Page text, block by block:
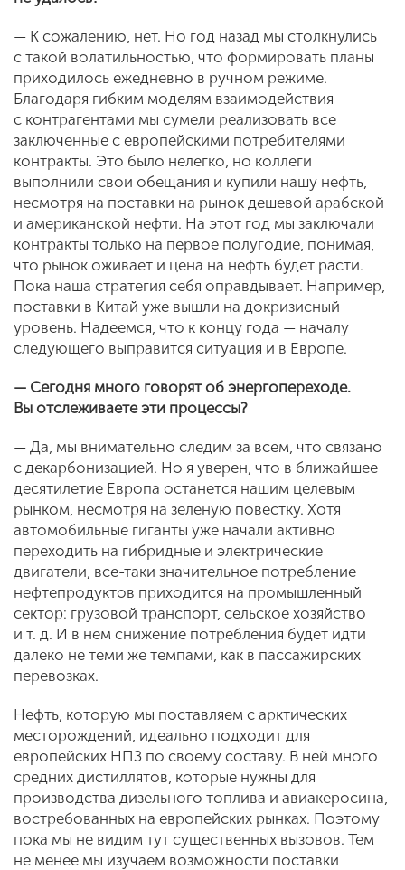
— К сожалению, нет. Но год назад мы столкнулись
с такой волатильностью, что формировать планы
приходилось ежедневно в ручном режиме.
Благодаря гибким моделям взаимодействия
с контрагентами мы сумели реализовать все
заключенные с европейскими потребителями
контракты. Это было нелегко, но коллеги
выполнили свои обещания и купили нашу нефть,
несмотря на поставки на рынок дешевой арабской
и американской нефти. На этот год мы заключали
контракты только на первое полугодие, понимая,
что рынок оживает и цена на нефть будет расти.
Пока наша стратегия себя оправдывает. Например,
поставки в Китай уже вышли на докризисный
уровень. Надеемся, что к концу года — началу
следующего выправится ситуация и в Европе.
— Сегодня много говорят об энергопереходе.
Вы отслеживаете эти процессы?
— Да, мы внимательно следим за всем, что связано
с декарбонизацией. Но я уверен, что в ближайшее
десятилетие Европа останется нашим целевым
рынком, несмотря на зеленую повестку. Хотя
автомобильные гиганты уже начали активно
переходить на гибридные и электрические
двигатели, все-таки значительное потребление
нефтепродуктов приходится на промышленный
сектор: грузовой транспорт, сельское хозяйство
и т. д. И в нем снижение потребления будет идти
далеко не теми же темпами, как в пассажирских
перевозках.
Нефть, которую мы поставляем с арктических
месторождений, идеально подходит для
европейских НПЗ по своему составу. В ней много
средних дистиллятов, которые нужны для
производства дизельного топлива и авиакеросина,
востребованных на европейских рынках. Поэтому
пока мы не видим тут существенных вызовов. Тем
не менее мы изучаем возможности поставки